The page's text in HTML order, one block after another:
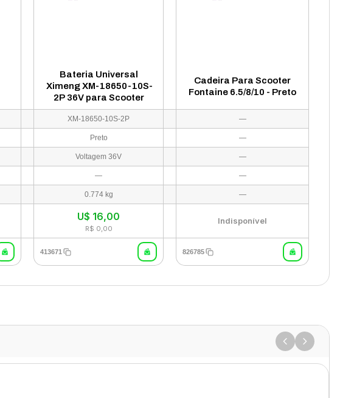
Bateria Universal
Ximeng XM-18650-10S-
2P 36V para Scooter
Cadeira Para Scooter
Fontaine 6.5/8/10 - Preto
XM-18650-10S-2P —
Preto —
Voltagem 36V —
— —
0.774 kg —
U$ 16,00
R$ 0,00
Indisponível
413671 826785